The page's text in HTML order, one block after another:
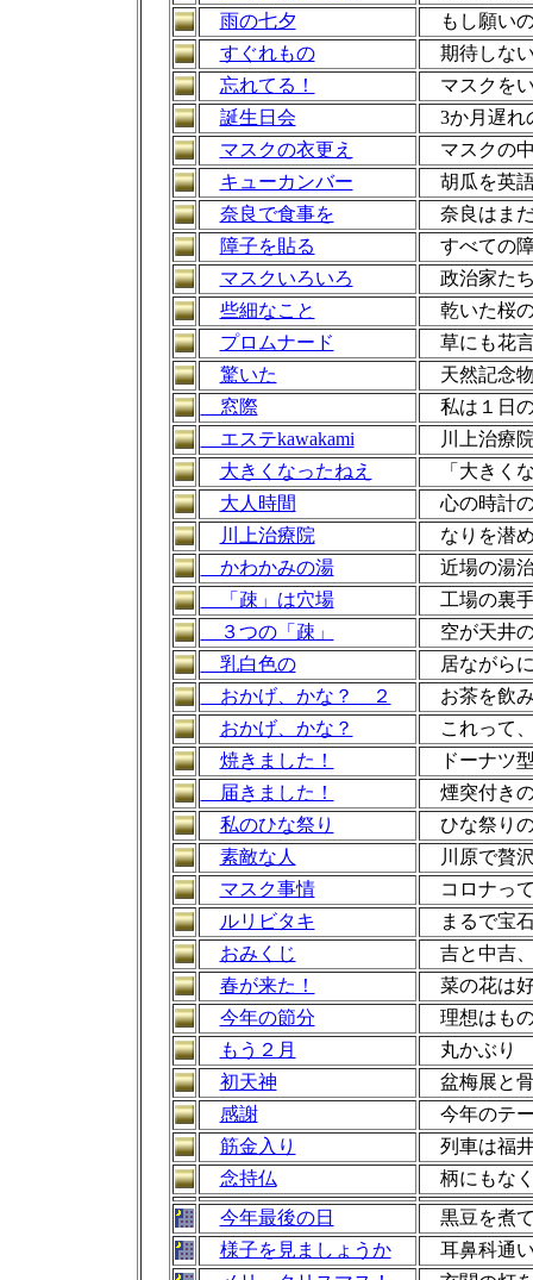
雨の七夕
もし願い
すぐれもの
期待しな
忘れてる！
マスクを
誕生日会
3か月遅れ
マスクの衣更え
マスクの
キューカンバー
胡瓜を英
奈良で食事を
奈良はま
障子を貼る
すべての
マスクいろいろ
政治家た
些細なこと
乾いた桜
プロムナード
草にも花
驚いた
天然記念
窓際
私は１日
エステkawakami
川上治療
大きくなったねえ
「大きく
大人時間
心の時計
川上治療院
なりを潜
かわかみの湯
近場の湯
「疎」は穴場
工場の裏
３つの「疎」
空が天井
乳白色の
居ながら
おかげ、かな？ ２
お茶を飲
おかげ、かな？
これって
焼きました！
ドーナツ
届きました！
煙突付き
私のひな祭り
ひな祭り
素敵な人
川原で贅
マスク事情
コロナっ
ルリビタキ
まるで宝
おみくじ
吉と中吉
春が来た！
菜の花は
今年の節分
理想はも
もう２月
丸かぶり
初天神
盆梅展と
感謝
今年のテ
筋金入り
列車は福
念持仏
柄にもな
今年最後の日
黒豆を煮
様子を見ましょうか
耳鼻科通